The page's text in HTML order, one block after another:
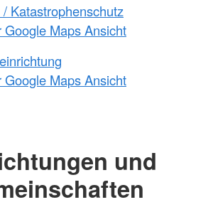
Katastrophenschutz
Google Maps Ansicht
Google Maps Ansicht
und